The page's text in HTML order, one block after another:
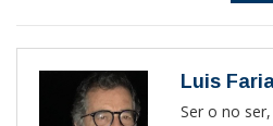
Luis
Ser o no